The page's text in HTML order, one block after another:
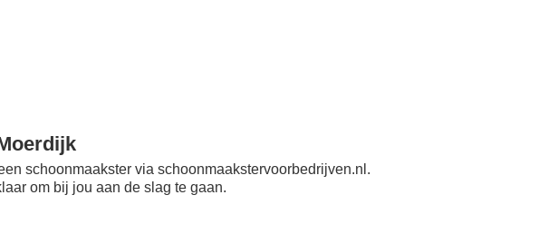
schoonmaakster via schoonmaakstervoorbedrijven.nl.
om bij jou aan de slag te gaan.